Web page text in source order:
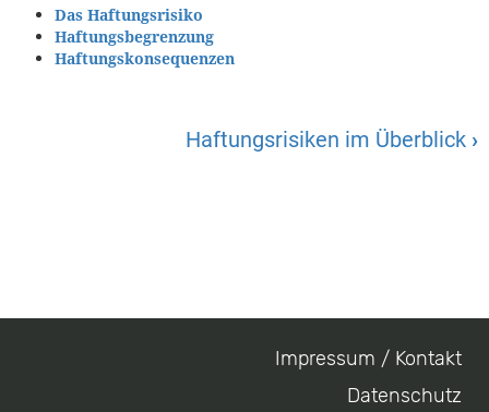
Das Haftungsrisiko
Haftungsbegrenzung
Haftungskonsequenzen
Haftungsrisiken im Überblick ›
Impressum / Kontakt
Datenschutz